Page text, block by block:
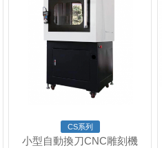
CS系列
小型自動換刀CNC雕刻機